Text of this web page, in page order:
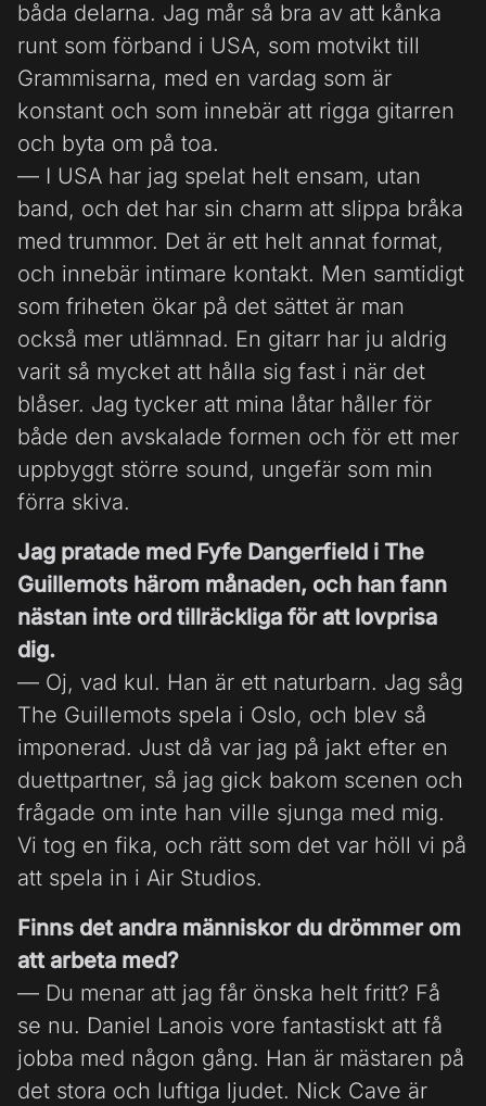
båda delarna. Jag mår så bra av att kånka
runt som förband i USA, som motvikt till
Grammisarna, med en vardag som är
konstant och som innebär att rigga gitarren
och byta om på toa.
— I USA har jag spelat helt ensam, utan
band, och det har sin charm att slippa bråka
med trummor. Det är ett helt annat format,
och innebär intimare kontakt. Men samtidigt
som friheten ökar på det sättet är man
också mer utlämnad. En gitarr har ju aldrig
varit så mycket att hålla sig fast i när det
blåser. Jag tycker att mina låtar håller för
både den avskalade formen och för ett mer
uppbyggt större sound, ungefär som min
förra skiva.
Jag pratade med Fyfe Dangerfield i The
Guillemots härom månaden, och han fann
nästan inte ord tillräckliga för att lovprisa
dig.
— Oj, vad kul. Han är ett naturbarn. Jag såg
The Guillemots spela i Oslo, och blev så
imponerad. Just då var jag på jakt efter en
duettpartner, så jag gick bakom scenen och
frågade om inte han ville sjunga med mig.
Vi tog en fika, och rätt som det var höll vi på
att spela in i Air Studios.
Finns det andra människor du drömmer om
att arbeta med?
— Du menar att jag får önska helt fritt? Få
se nu. Daniel Lanois vore fantastiskt att få
jobba med någon gång. Han är mästaren på
det stora och luftiga ljudet. Nick Cave är